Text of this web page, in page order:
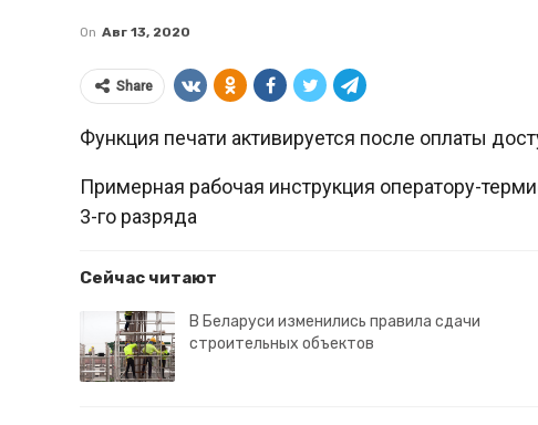
On Авг 13, 2020
Share
Функция печати активируется после оплаты
Примерная рабочая инструкция оператору-
3-го разряда
Сейчас читают
В Беларуси изменились правила сдачи
строительных объектов